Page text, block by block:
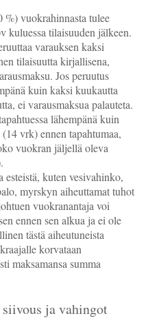
%) vuokrahinnasta tulee
kuluessa tilaisuuden jälkeen.
varauksen kaksi
tilaisuutta kirjallisena,
Jos peruutus
kuin kaksi kuukautta
ei varausmaksua palauteta.
lähempänä kuin
vrk) ennen tapahtumaa,
vuokran jäljellä oleva
esteistä, kuten vesivahinko,
myrskyn aiheuttamat tuhot
vuokranantaja voi
ennen sen alkua ja ei ole
tästä aiheutuneista
korvataan
maksamansa summa
ja vahingot